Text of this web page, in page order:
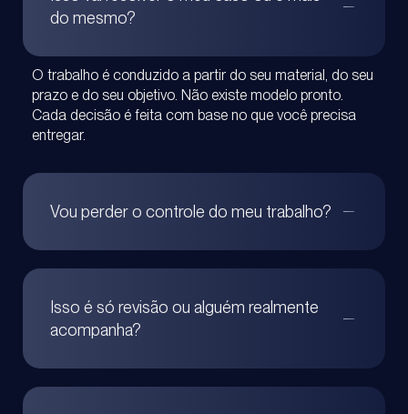
do mesmo?
O trabalho é conduzido a partir do seu material, do seu
prazo e do seu objetivo. Não existe modelo pronto.
Cada decisão é feita com base no que você precisa
entregar.
Vou perder o controle do meu trabalho?
Isso é só revisão ou alguém realmente
acompanha?